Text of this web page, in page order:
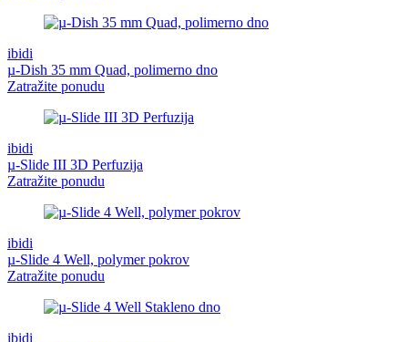
ibidi
µ-Dish 35 mm Quad, polimerno dno
Zatražite ponudu
ibidi
µ-Slide III 3D Perfuzija
Zatražite ponudu
ibidi
µ-Slide 4 Well, polymer pokrov
Zatražite ponudu
ibidi